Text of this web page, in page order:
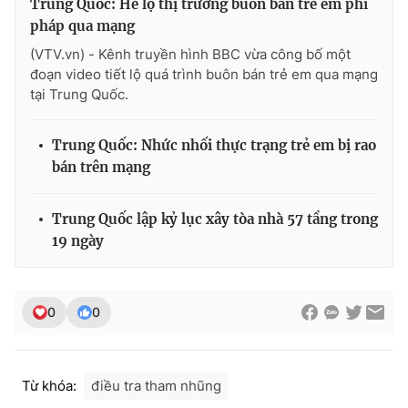
THỜI BÁO VTV
Theo dõi báo trên
Cơ quan chủ quản:Đài Truyền hình Việt Nam
Cơ quan báo chí:
Tổng Biên tập:
Tổng đài VTV:024.38 355 931 - 024.38 355 932
Trung Quốc: Hé lộ thị trường buôn bán trẻ em phi
pháp qua mạng
(VTV.vn) - Kênh truyền hình BBC vừa công bố một
đoạn video tiết lộ quá trình buôn bán trẻ em qua mạng
tại Trung Quốc.
Trung Quốc: Nhức nhối thực trạng trẻ em bị rao
bán trên mạng
Trung Quốc lập kỷ lục xây tòa nhà 57 tầng trong
19 ngày
0 0
Từ khóa: điều tra tham nhũng